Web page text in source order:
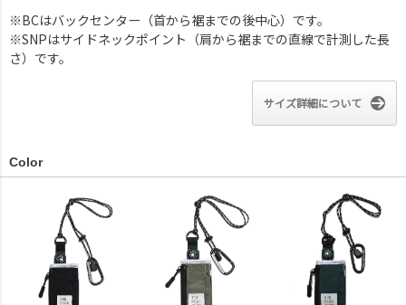
※BCはバックセンター（首から裾までの後中心）です。
※SNPはサイドネックポイント（肩から裾までの直線で計測した長
さ）です。
サイズ詳細について
Color